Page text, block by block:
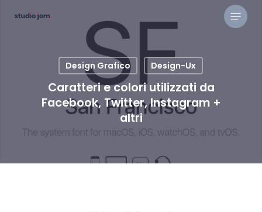
Menu
Design Grafico Design-Ux
Caratteri e colori utilizzati da
Facebook, Twitter, Instagram +
altri